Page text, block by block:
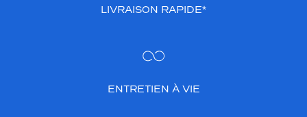
LIVRAISON RAPIDE*
ENTRETIEN À VIE